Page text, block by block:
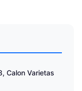
Calon Varietas